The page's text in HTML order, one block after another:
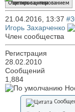
Ответить с цитированием
21.04.2016, 13:37
Игорь Захарченко
Член сообщества
Регистрация
28.02.2010
Сообщений
1,884